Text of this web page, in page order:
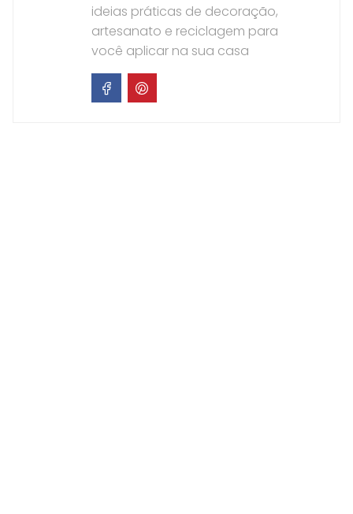
ideias práticas de decoração,
artesanato e reciclagem para
você aplicar na sua casa